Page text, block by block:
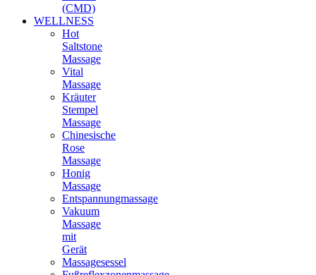
(CMD)
WELLNESS
Hot
Saltstone
Massage
Vital
Massage
Kräuter
Stempel
Massage
Chinesische
Rose
Massage
Honig
Massage
Entspannungmassage
Vakuum
Massage
mit
Gerät
Massagesessel